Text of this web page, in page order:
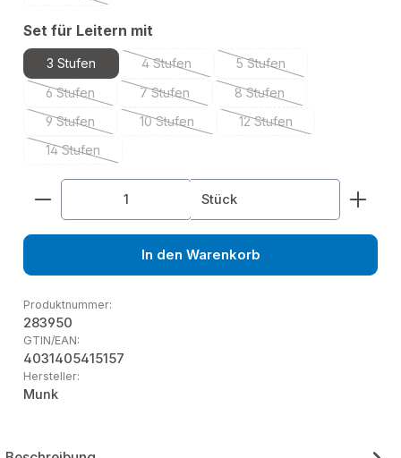
Set für Leitern mit
3 Stufen 4 Stufen
(Diese Option ist zurzeit nicht verfügbar.)
5 Stufen
(Diese Option ist zurzeit
6 Stufen
(Diese Option ist zurzeit nicht verfügbar.)
7 Stufen
(Diese Option ist zurzeit nicht verfügbar.)
8 Stufen
(Diese Option ist zurzeit
9 Stufen
(Diese Option ist zurzeit nicht verfügbar.)
10 Stufen
(Diese Option ist zurzeit nicht verfügbar.)
12 Stufen
(Diese Option ist zurzeit
14 Stufen
(Diese Option ist zurzeit nicht verfügbar.)
Produkt Anzahl: Gib den gewünschten Wert
Stück
In den Warenkorb
Produktnummer:
283950
GTIN/EAN:
4031405415157
Hersteller:
Munk